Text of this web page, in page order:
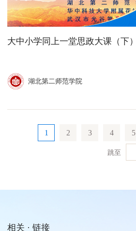
大中小学同上一堂思政大课（下）
湖北第二师范学院
1 2 3 4 5
跳至
相关 · 链接